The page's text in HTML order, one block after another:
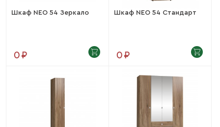
Шкаф NEO 54 Зеркало
0 ₽
Шкаф NEO 54 Стандарт
0 ₽